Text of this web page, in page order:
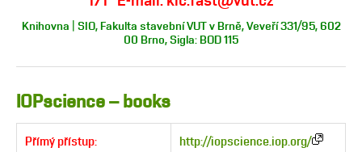
Knihovna | SIO, Fakulta stavební VUT v Brně, Veveří 331/95, 602
00 Brno, Sigla: BOD 115
IOPscience – books
Přímý přístup: http://iopscience.iop.org/